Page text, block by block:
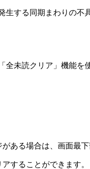
生する同期まわりの不
全未読クリア」機能を
ある場合は、画面最
することができます。